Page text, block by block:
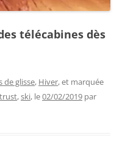
télécabines dès
de glisse, Hiver, et marquée
,ski, le02/02/2019 par